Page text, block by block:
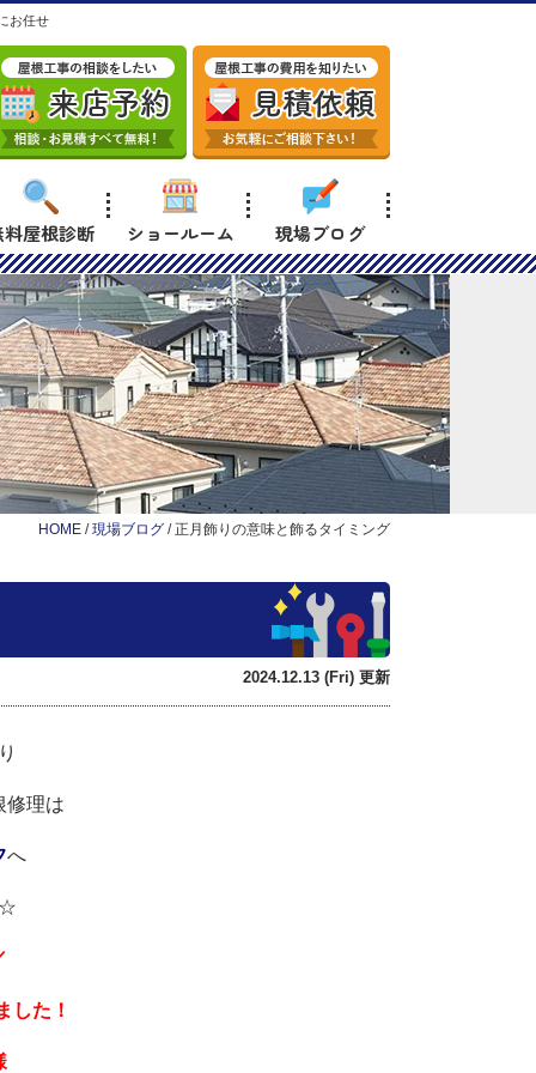
お任せ
屋根診断 ショールーム 現場ブログ
HOME /現場ブログ /正月飾りの意味と飾るタイミング
2024.12.13 (Fri) 更新
修理は
へ
した！